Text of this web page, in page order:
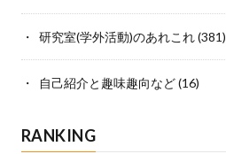
研究室(学外活動)のあれこれ(381)
自己紹介と趣味趣向など(16)
RANKING